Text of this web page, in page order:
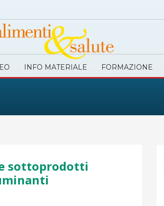
INFO MATERIALE FORMAZIONE
sottoprodotti